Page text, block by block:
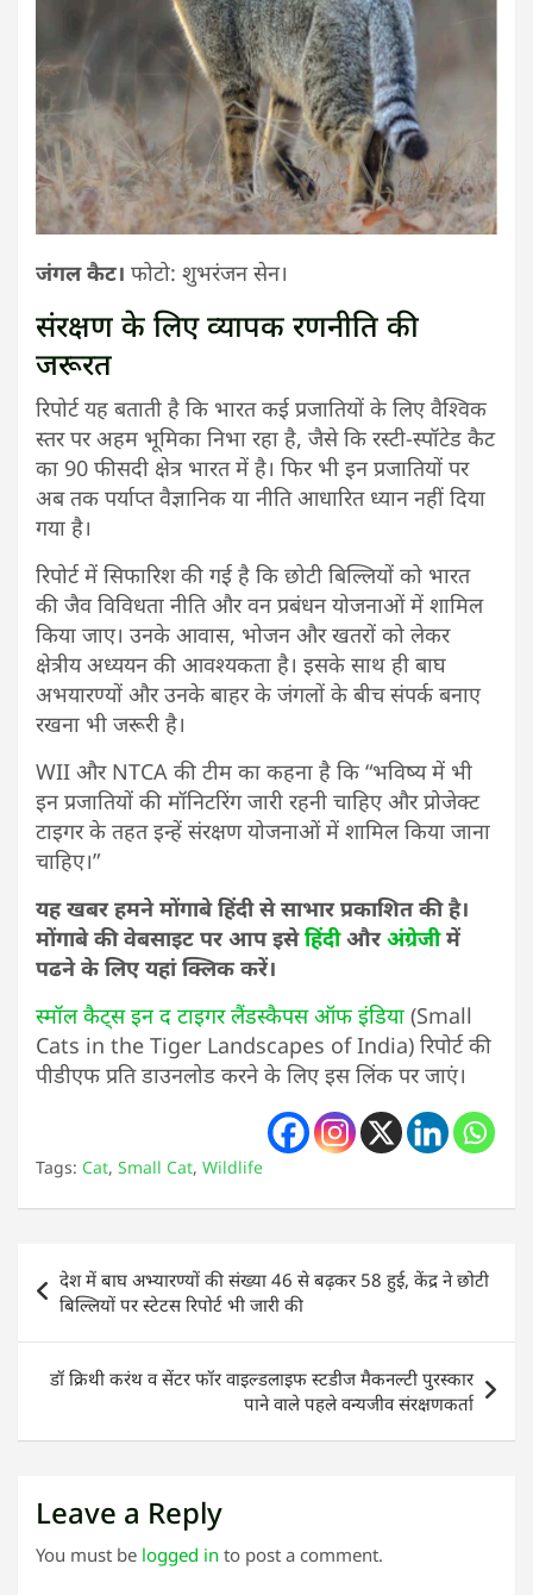
जंगल कैट। फोटो: शुभरंजन सेन।
संरक्षण के लिए व्यापक रणनीति की
जरूरत
रिपोर्ट यह बताती है कि भारत कई प्रजातियों के लिए वैश्विक
स्तर पर अहम भूमिका निभा रहा है, जैसे कि रस्‍टी-स्‍पॉटेड कैट
का 90 फीसदी क्षेत्र भारत में है। फिर भी इन प्रजातियों पर
अब तक पर्याप्त वैज्ञानिक या नीति आधारित ध्यान नहीं दिया
गया है।
रिपोर्ट में सिफारिश की गई है कि छोटी बिल्लियों को भारत
की जैव विविधता नीति और वन प्रबंधन योजनाओं में शामिल
किया जाए। उनके आवास, भोजन और खतरों को लेकर
क्षेत्रीय अध्ययन की आवश्यकता है। इसके साथ ही बाघ
अभयारण्यों और उनके बाहर के जंगलों के बीच संपर्क बनाए
रखना भी जरूरी है।
WII और NTCA की टीम का कहना है कि “भविष्य में भी
इन प्रजातियों की मॉनिटरिंग जारी रहनी चाहिए और प्रोजेक्ट
टाइगर के तहत इन्हें संरक्षण योजनाओं में शामिल किया जाना
चाहिए।”
यह खबर हमने मोंगाबे हिंदी से साभार प्रकाशित की है।
मोंगाबे की वेबसाइट पर आप इसेहिंदीऔरअंग्रेजीमें
पढने के लिए यहां क्लिक करें।
स्मॉल कैट्स इन द टाइगर लैंडस्कैपस ऑफ इंडिया (Small
Cats in the Tiger Landscapes of India) रिपोर्ट की
पीडीएफ प्रति डाउनलोड करने के लिए इस लिंक पर जाएं।
Tags: Cat, Small Cat, Wildlife
Post
navigation
देश में बाघ अभ्यारण्यों की संख्या 46 से बढ़कर 58 हुई, केंद्र ने छोटी
बिल्लियों पर स्टेटस रिपोर्ट भी जारी की
डॉ क्रिथी करंथ व सेंटर फॉर वाइल्डलाइफ स्टडीज मैकनल्टी पुरस्कार
पाने वाले पहले वन्यजीव संरक्षणकर्ता
Leave a Reply
You must be logged in to post a comment.